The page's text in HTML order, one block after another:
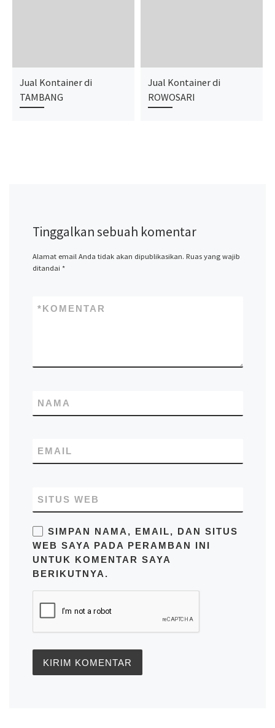
Jual Kontainer di
TAMBANG
Jual Kontainer di
ROWOSARI
Tinggalkan sebuah komentar
Alamat email Anda tidak akan dipublikasikan. Ruas yang wajib
ditandai *
KOMENTAR
*
NAMA
EMAIL
SITUS WEB
SIMPAN NAMA, EMAIL, DAN SITUS
WEB SAYA PADA PERAMBAN INI
UNTUK KOMENTAR SAYA
BERIKUTNYA.